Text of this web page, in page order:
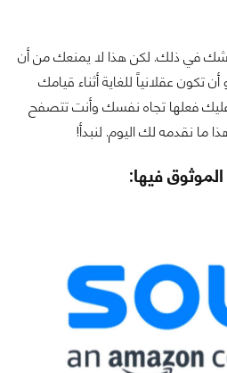
شك في ذلك. لكن هذا لا يمنعك من أن
تكون عقلانياً للغاية أثناء قيامك
فعلها تجاه نفسك وأنت تتصفح
ما نقدمه لك اليوم. لنبدأ!
فيها: